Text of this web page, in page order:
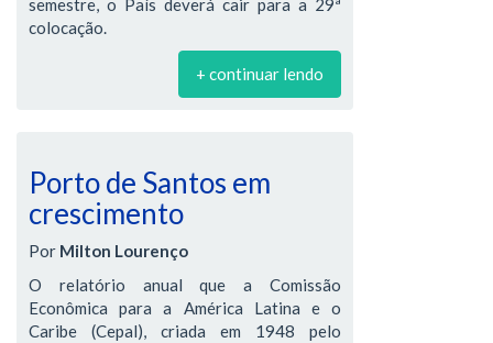
colocação.
+ continuar lendo
Porto de Santos em
crescimento
Por Milton Lourenço
O relatório anual que a Comissão
Econômica para a América Latina e o
Caribe (Cepal), criada em 1948 pelo